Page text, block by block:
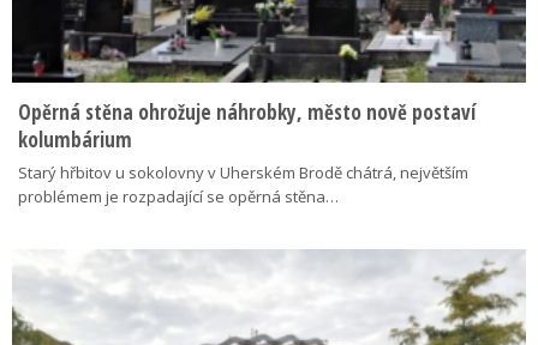
Opěrná stěna ohrožuje náhrobky, město nově postaví
kolumbárium
Starý hřbitov u sokolovny v Uherském Brodě chátrá, největším
problémem je rozpadající se opěrná stěna…